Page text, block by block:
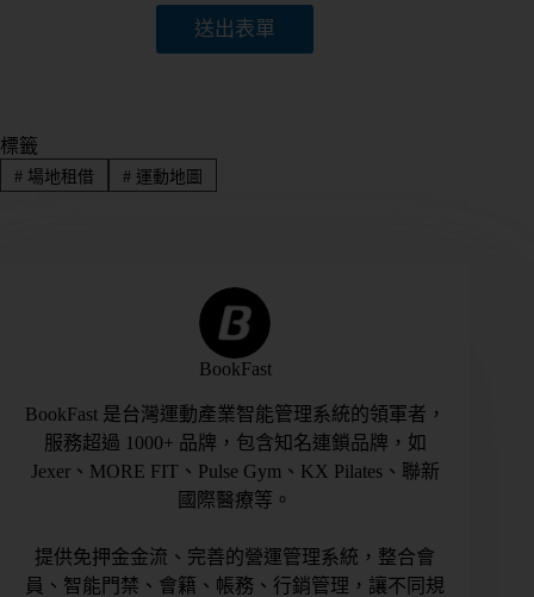
送出表單
標籤
#場地租借 #運動地圖
BookFast
BookFast 是台灣運動產業智能管理系統的領軍者，
服務超過 1000+ 品牌，包含知名連鎖品牌，如
Jexer、MORE FIT、Pulse Gym、KX Pilates、聯新
國際醫療等。
提供免押金金流、完善的營運管理系統，整合會
員、智能門禁、會籍、帳務、行銷管理，讓不同規